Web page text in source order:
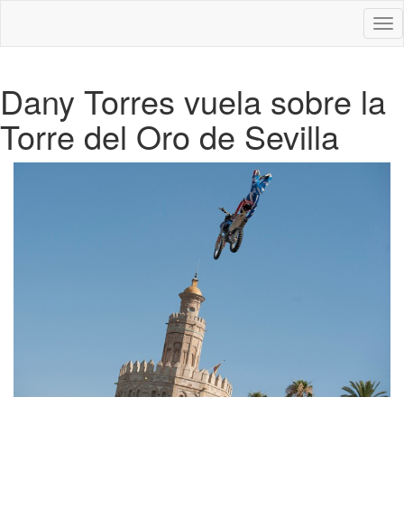
Dany Torres vuela sobre la
Torre del Oro de Sevilla